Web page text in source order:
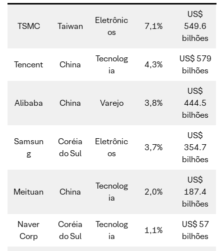
TSMC Taiwan
Eletrônic
os
7,1%
US$
549.6
bilhões
Tencent China
Tecnolog
ia
4,3%
US$ 579
bilhões
Alibaba China Varejo 3,8%
US$
444.5
bilhões
Samsun
g
Coréia
do Sul
Eletrônic
os
3,7%
US$
354.7
bilhões
Meituan China
Tecnolog
ia
2,0%
US$
187.4
bilhões
Naver
Corp
Coréia
do Sul
Tecnolog
ia
1,1%
US$ 57
bilhões